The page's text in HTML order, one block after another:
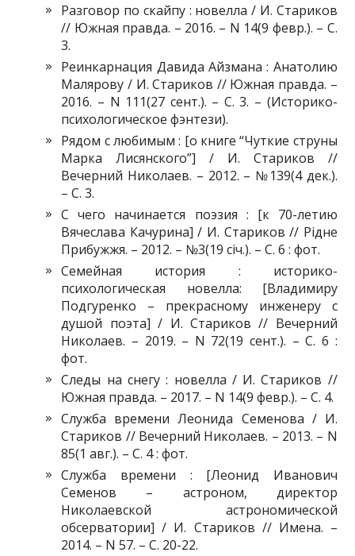
Разговор по скайпу : новелла / И. Стариков
// Южная правда. – 2016. – N 14(9 февр.). – С.
3.
Реинкарнация Давида Айзмана : Анатолию
Малярову / И. Стариков // Южная правда. –
2016. – N 111(27 сент.). – С. 3. – (Историко-
психологическое фэнтези).
Рядом с любимым : [о книге “Чуткие струны
Марка Лисянского”] / И. Стариков //
Вечерний Николаев. – 2012. – №139(4 дек.).
– С. 3.
С чего начинается поэзия : [к 70-летию
Вячеслава Качурина] / И. Стариков // Рідне
Прибужжя. – 2012. – №3(19 січ.). – С. 6 : фот.
Семейная история : историко-
психологическая новелла: [Владимиру
Подгуренко – прекрасному инженеру с
душой поэта] / И. Стариков // Вечерний
Николаев. – 2019. – N 72(19 сент.). – С. 6 :
фот.
Следы на снегу : новелла / И. Стариков //
Южная правда. – 2017. – N 14(9 февр.). – С. 4.
Служба времени Леонида Семенова / И.
Стариков // Вечерний Николаев. – 2013. – N
85(1 авг.). – С. 4 : фот.
Служба времени : [Леонид Иванович
Семенов – астроном, директор
Николаевской астрономической
обсерватории] / И. Стариков // Имена. –
2014. – N 57. – С. 20-22.